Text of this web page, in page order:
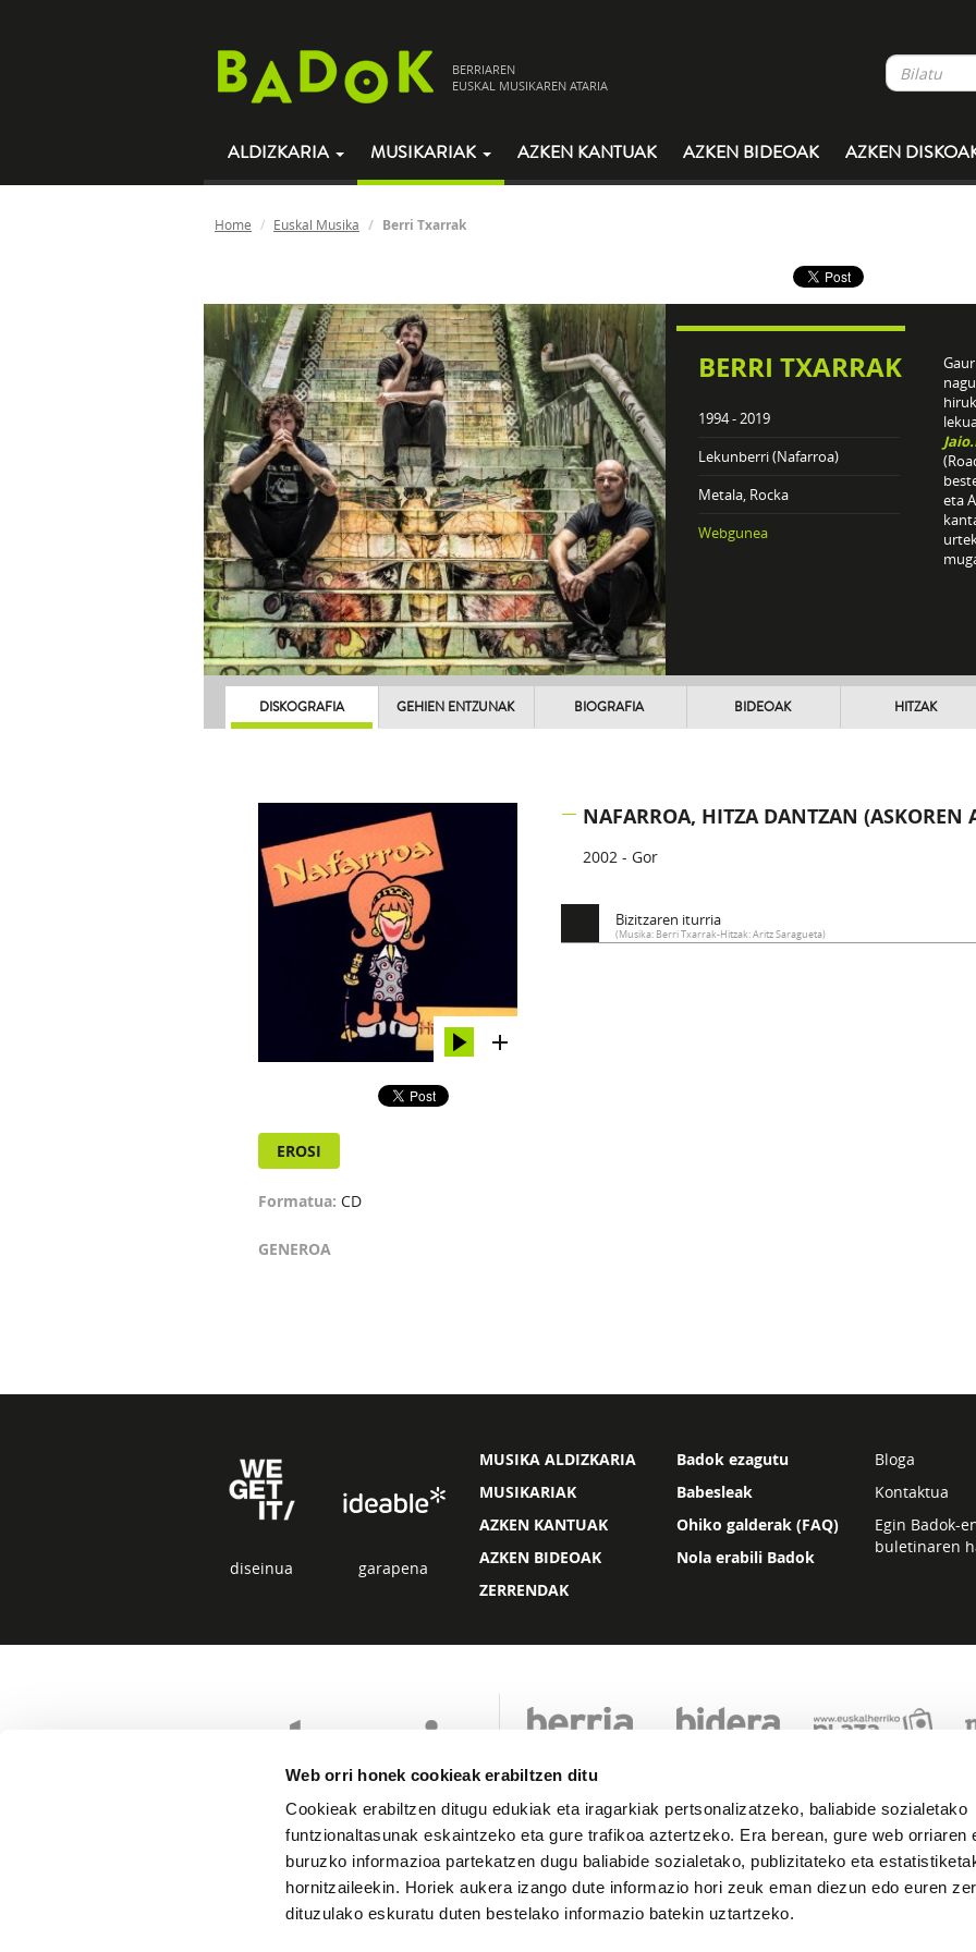
Web orri honek cookieak erabiltzen ditu
Cookieak erabiltzen ditugu edukiak eta iragarkiak pertsonalizatzeko, baliabide sozialetako
funtzionaltasunak eskaintzeko eta gure trafikoa aztertzeko. Era berean, gure web orriaren
buruzko informazioa partekatzen dugu baliabide sozialetako, publizitateko eta
hornitzaileekin. Horiek aukera izango dute informazio hori zeuk eman diezun edo euren
dituzulako eskuratu duten bestelako informazio batekin uztartzeko.
BERRIAREN
EUSKAL MUSIKAREN ATARIA
ALDIZKARIA MUSIKARIAK AZKEN KANTUAK AZKEN BIDEOAK AZKEN
Home Euskal Musika Berri Txarrak
BERRI TXARRAK
1994 - 2019
Lekunberri (Nafarroa)
Metala, Rocka
Webgunea
eta
DISKOGRAFIA GEHIEN ENTZUNAK BIOGRAFIA BIDEOAK HITZAK
EROSI
Formatua: CD
GENEROA
NAFARROA, HITZA DANTZAN (ASKOREN
2002 - Gor
Bizitzaren iturria
(Musika: Berri Txarrak-Hitzak: Aritz Saragueta)
diseinua garapena
MUSIKA ALDIZKARIA
MUSIKARIAK
AZKEN KANTUAK
AZKEN BIDEOAK
ZERRENDAK
Badok ezagutu
Babesleak
Ohiko galderak (FAQ)
Nola erabili Badok
Bloga
Kontaktua
Egin Badok-
buletinaren
Lege oharra Pribatutasuna Cookie politika